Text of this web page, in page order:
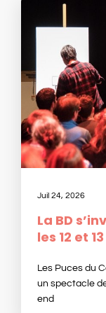
Juil 24, 2026
La BD
les 12 et
Les Puces du
un spectacle
end